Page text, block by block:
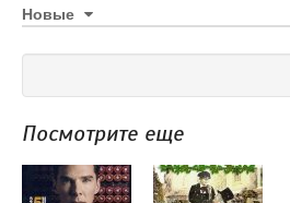
Новые
Посмотрите еще